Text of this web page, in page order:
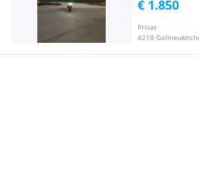
Privat
4210
€ 1.850